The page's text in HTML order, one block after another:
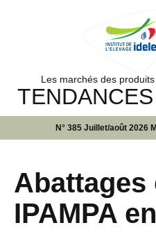
Les marchés des
N° 385 Juillet/août 2026
Abattages
IPAMPA